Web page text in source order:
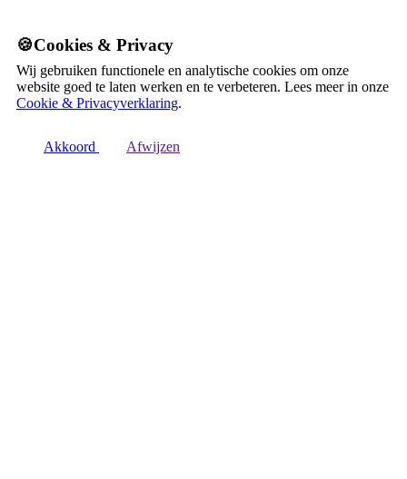
🍪Cookies & Privacy
Wij gebruiken functionele en analytische cookies om onze
website goed te laten werken en te verbeteren. Lees meer in onze
Cookie & Privacyverklaring.
Akkoord Afwijzen